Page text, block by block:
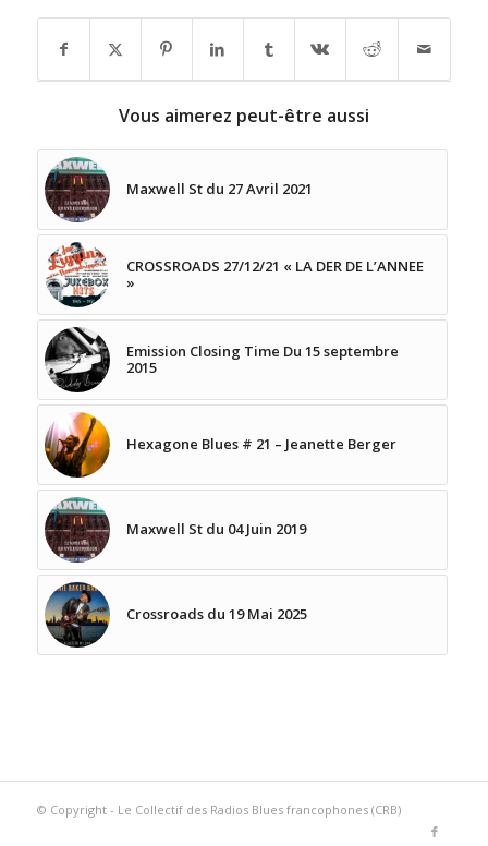
Vous aimerez peut-être aussi
Maxwell St du 27 Avril 2021
CROSSROADS 27/12/21 « LA DER DE L’ANNEE
»
Emission Closing Time Du 15 septembre
2015
Hexagone Blues # 21 – Jeanette Berger
Maxwell St du 04 Juin 2019
Crossroads du 19 Mai 2025
© Copyright - Le Collectif des Radios Blues francophones (CRB)